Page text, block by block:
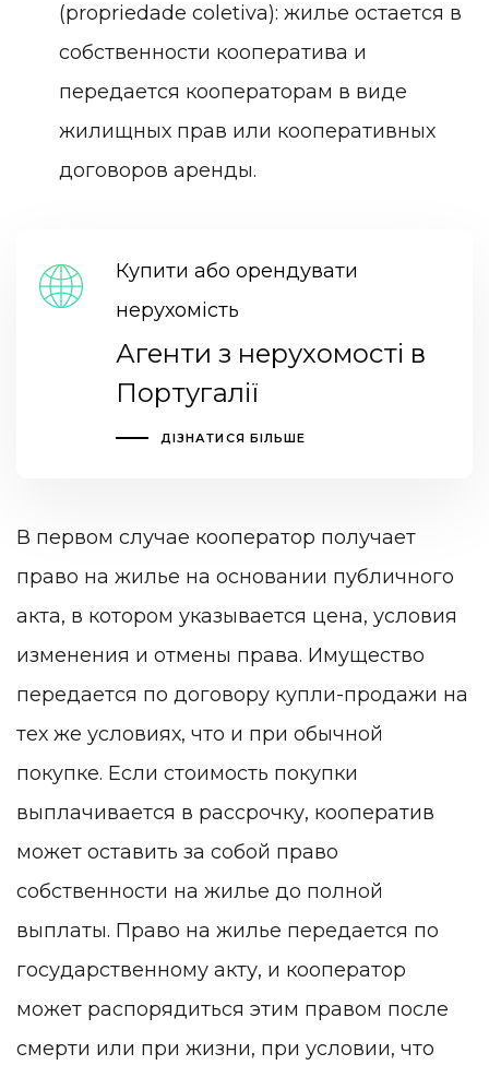
(propriedade coletiva): жилье остается в
собственности кооператива и
передается кооператорам в виде
жилищных прав или кооперативных
договоров аренды.
Купити або орендувати
нерухомість
Агенти з нерухомості в
Португалії
ДІЗНАТИСЯ БІЛЬШЕ
В первом случае кооператор получает
право на жилье на основании публичного
акта, в котором указывается цена, условия
изменения и отмены права. Имущество
передается по договору купли-продажи на
тех же условиях, что и при обычной
покупке. Если стоимость покупки
выплачивается в рассрочку, кооператив
может оставить за собой право
собственности на жилье до полной
выплаты. Право на жилье передается по
государственному акту, и кооператор
может распорядиться этим правом после
смерти или при жизни, при условии, что